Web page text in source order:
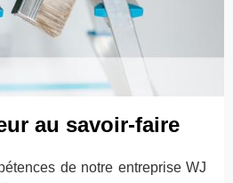
au savoir-faire
de notre entreprise WJ